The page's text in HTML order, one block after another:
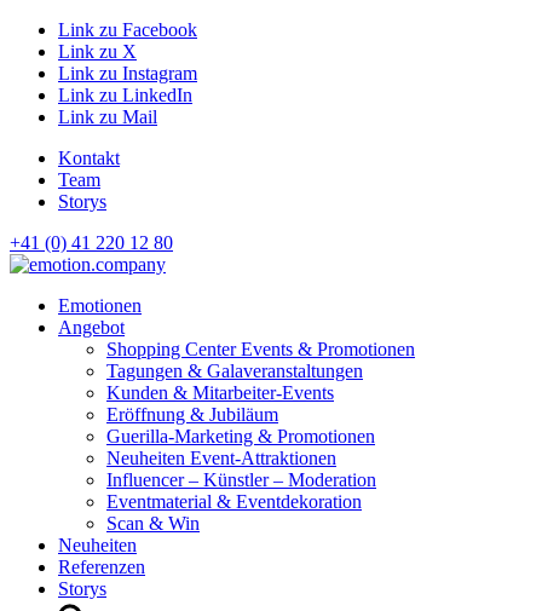
Link zu Facebook
Link zu X
Link zu Instagram
Link zu LinkedIn
Link zu Mail
Kontakt
Team
Storys
+41 (0) 41 220 12 80
Hauptnavigation
Emotionen
Angebot
Shopping Center Events & Promotionen
Tagungen & Galaveranstaltungen
Kunden & Mitarbeiter-Events
Eröffnung & Jubiläum
Guerilla-Marketing & Promotionen
Neuheiten Event-Attraktionen
Influencer – Künstler – Moderation
Eventmaterial & Eventdekoration
Scan & Win
Neuheiten
Referenzen
Storys